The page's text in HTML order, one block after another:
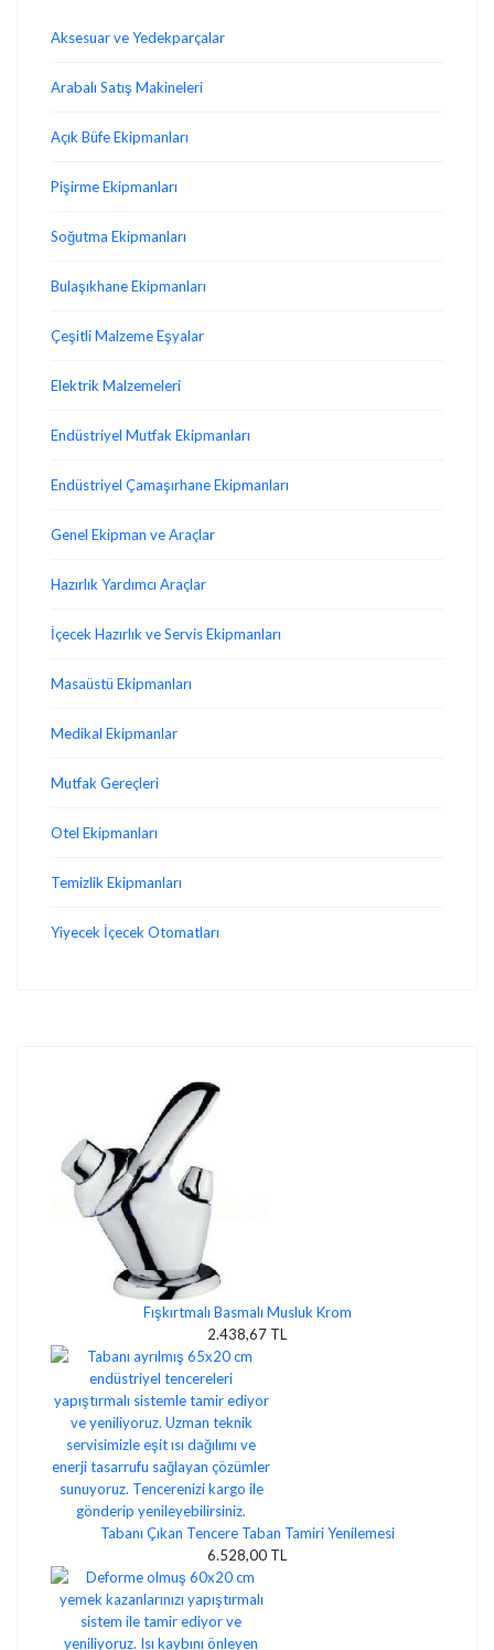
Aksesuar ve Yedekparçalar
Arabalı Satış Makineleri
Açık Büfe Ekipmanları
Pişirme Ekipmanları
Soğutma Ekipmanları
Bulaşıkhane Ekipmanları
Çeşitli Malzeme Eşyalar
Elektrik Malzemeleri
Endüstriyel Mutfak Ekipmanları
Endüstriyel Çamaşırhane Ekipmanları
Genel Ekipman ve Araçlar
Hazırlık Yardımcı Araçlar
İçecek Hazırlık ve Servis Ekipmanları
Masaüstü Ekipmanları
Medikal Ekipmanlar
Mutfak Gereçleri
Otel Ekipmanları
Temizlik Ekipmanları
Yiyecek İçecek Otomatları
Fışkırtmalı Basmalı Musluk Krom
2.438,67 TL
Tabanı Çıkan Tencere Taban Tamiri Yenilemesi
6.528,00 TL